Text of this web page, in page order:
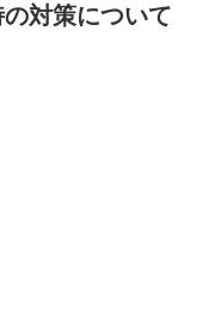
対策について